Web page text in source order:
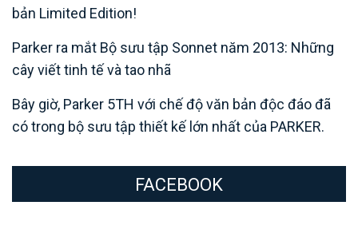
bản Limited Edition!
Parker ra mắt Bộ sưu tập Sonnet năm 2013: Những
cây viết tinh tế và tao nhã
Bây giờ, Parker 5TH với chế độ văn bản độc đáo đã
có trong bộ sưu tập thiết kế lớn nhất của PARKER.
FACEBOOK